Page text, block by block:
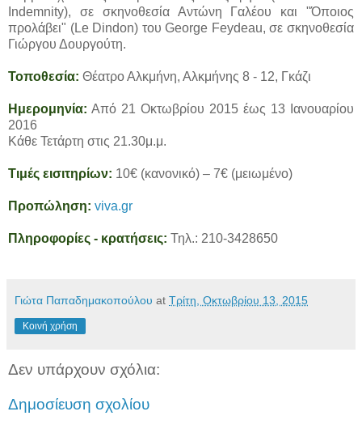
Indemnity), σε σκηνοθεσία Αντώνη Γαλέου και "Όποιος
προλάβει" (Le Dindon) του George Feydeau, σε σκηνοθεσία
Γιώργου Δουργούτη.
Τοποθεσία: Θέατρο Αλκμήνη, Αλκμήνης 8 - 12, Γκάζι
Ημερομηνία: Από 21 Οκτωβρίου 2015 έως 13 Ιανουαρίου
2016
Κάθε Τετάρτη στις 21.30μ.μ.
Τιμές εισιτηρίων: 10€ (κανονικό) – 7€ (μειωμένο)
Προπώληση: viva.gr
Πληροφορίες - κρατήσεις: Τηλ.: 210-3428650
Γιώτα Παπαδημακοπούλου at Τρίτη, Οκτωβρίου 13, 2015
Κοινή χρήση
Δεν υπάρχουν σχόλια:
Δημοσίευση σχολίου